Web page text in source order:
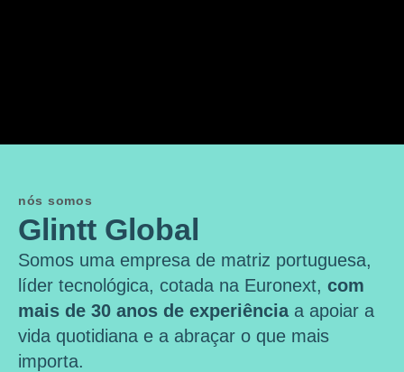
nós somos
Glintt Global
Somos uma empresa de matriz portuguesa,
líder tecnológica, cotada na Euronext, com
mais de 30 anos de experiênciaa apoiar a
vida quotidiana e a abraçar o que mais
importa.